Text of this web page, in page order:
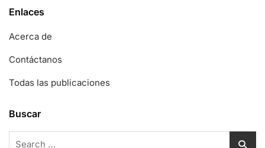
Enlaces
Acerca de
Contáctanos
Todas las publicaciones
Buscar